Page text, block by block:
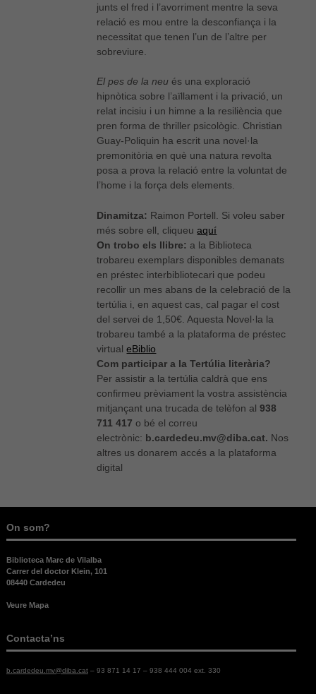
junts el fred i l’avorriment mentre la seva
relació es mou entre la desconfiança i la
necessitat que tenen l’un de l’altre per
sobreviure.
El pes de la neu és una exploració
hipnòtica sobre l’aïllament i la privació, un
relat incisiu i un himne a la resiliència que
pren forma de thriller psicològic. Christian
Guay-Poliquin ha escrit una novel·la
premonitòria en què una natura revolta
posa a prova la relació entre la voluntat de
l’home i la força dels elements.
Dinamitza: Raimon Portell. Si voleu saber
més sobre ell, cliqueuaquí
On trobo els llibre: a la Biblioteca
trobareu exemplars disponibles demanats
en préstec interbibliotecari que podeu
recollir un mes abans de la celebració de la
tertúlia i, en aquest cas, cal pagar el cost
del servei de 1,50€. Aquesta Novel·la la
trobareu també a la plataforma de préstec
virtualeBiblio
Com participar a la Tertúlia literària?
Per assistir a la tertúlia caldrà que ens
confirmeu prèviament la vostra assistència
mitjançant una trucada de telèfon al938
711 417 o bé el correu
electrònic: b.cardedeu.mv@diba.cat. Nos
altres us donarem accés a la plataforma
digital
On som?
Biblioteca Marc de Vilalba
Carrer del doctor Klein, 101
08440 Cardedeu
Veure Mapa
Contacta’ns
b.cardedeu.mv@diba.cat– 93 871 14 17 – 938 444 004 ext. 330
cookies no
Estadístiques